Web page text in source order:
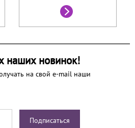
наших новинок!
на свой e-mail наши